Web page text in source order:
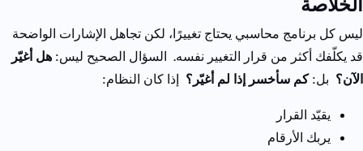
ليس كل برنامج محاسبي يحتاج تغييرًا، لكن تجاهل الإشارات الواضحة
قد يكلّفك أكثر من قرار التغيير نفسه. السؤال الصحيح ليس: هل أغيّر
الآن؟ بل: كم سأخسر إذا لم أغيّر؟ إذا كان النظام:
يقيّد القرار
يربك الأرقام